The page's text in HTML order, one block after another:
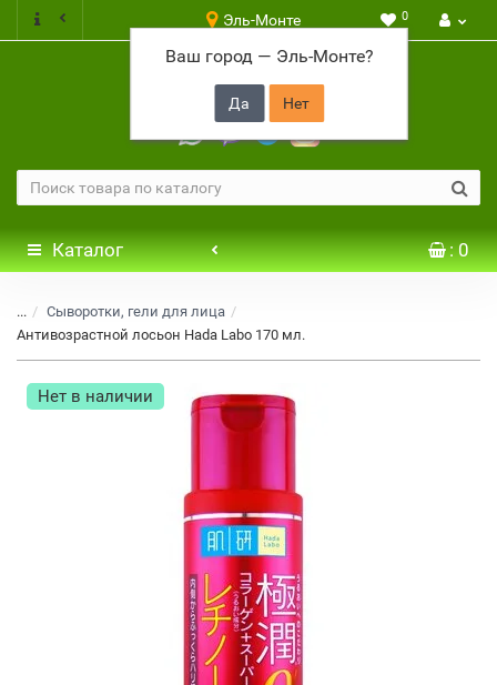
Эль-Монте
Ваш город — Эль-Монте?
0
+7 917 646 65 48
Каталог : 0
...
Сыворотки, гели для лица
Антивозрастной лосьон Hada Labo 170 мл.
Нет в наличии